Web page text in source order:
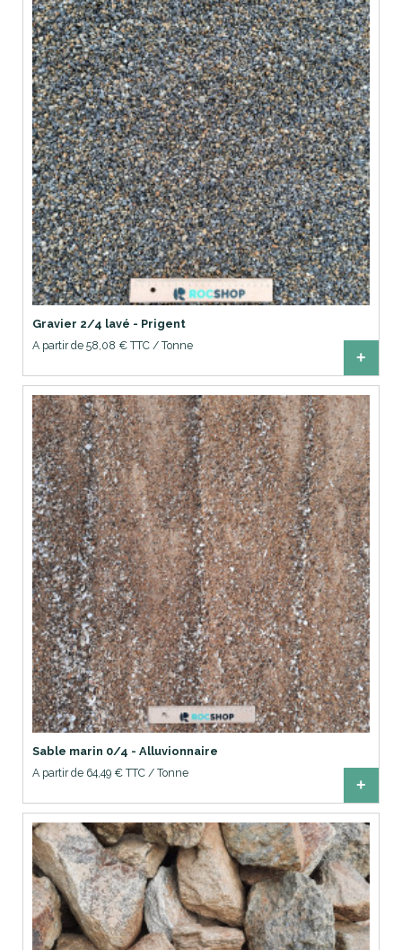
Gravier 2/4 lavé - Prigent
A partir de 58,08 € TTC / Tonne
+
Sable marin 0/4 - Alluvionnaire
A partir de 64,49 € TTC / Tonne
+